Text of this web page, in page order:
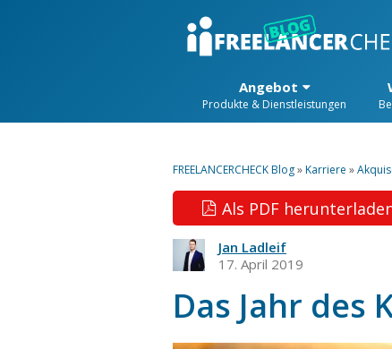
Angebot
Produkte & Dienstleistungen
FREELANCERCHECK Blog»Karriere »
Als PDF
Jan Ladleif
17. April 2019
Das Jahr des